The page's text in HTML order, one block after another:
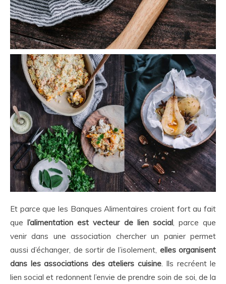
Et parce que les Banques Alimentaires croient fort au fait
que l’alimentation est vecteur de lien social, parce que
venir dans une association chercher un panier permet
aussi d’échanger, de sortir de l’isolement, elles organisent
dans les associations des ateliers cuisine. Ils recréent le
lien social et redonnent l’envie de prendre soin de soi, de la